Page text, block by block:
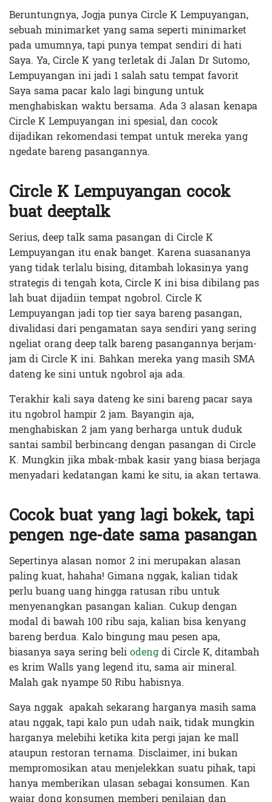
Beruntungnya, Jogja punya Circle K Lempuyangan,
sebuah minimarket yang sama seperti minimarket
pada umumnya, tapi punya tempat sendiri di hati
Saya. Ya, Circle K yang terletak di Jalan Dr Sutomo,
Lempuyangan ini jadi 1 salah satu tempat favorit
Saya sama pacar kalo lagi bingung untuk
menghabiskan waktu bersama. Ada 3 alasan kenapa
Circle K Lempuyangan ini spesial, dan cocok
dijadikan rekomendasi tempat untuk mereka yang
ngedate bareng pasangannya.
Circle K Lempuyangan cocok
buat deeptalk
Serius, deep talk sama pasangan di Circle K
Lempuyangan itu enak banget. Karena suasananya
yang tidak terlalu bising, ditambah lokasinya yang
strategis di tengah kota, Circle K ini bisa dibilang pas
lah buat dijadiin tempat ngobrol. Circle K
Lempuyangan jadi top tier saya bareng pasangan,
divalidasi dari pengamatan saya sendiri yang sering
ngeliat orang deep talk bareng pasangannya berjam-
jam di Circle K ini. Bahkan mereka yang masih SMA
dateng ke sini untuk ngobrol aja ada.
Terakhir kali saya dateng ke sini bareng pacar saya
itu ngobrol hampir 2 jam. Bayangin aja,
menghabiskan 2 jam yang berharga untuk duduk
santai sambil berbincang dengan pasangan di Circle
K. Mungkin jika mbak-mbak kasir yang biasa berjaga
menyadari kedatangan kami ke situ, ia akan tertawa.
Cocok buat yang lagi bokek, tapi
pengen nge-date sama pasangan
Sepertinya alasan nomor 2 ini merupakan alasan
paling kuat, hahaha! Gimana nggak, kalian tidak
perlu buang uang hingga ratusan ribu untuk
menyenangkan pasangan kalian. Cukup dengan
modal di bawah 100 ribu saja, kalian bisa kenyang
bareng berdua. Kalo bingung mau pesen apa,
biasanya saya sering beliodengdi Circle K, ditambah
es krim Walls yang legend itu, sama air mineral.
Malah gak nyampe 50 Ribu habisnya.
Saya nggak apakah sekarang harganya masih sama
atau nggak, tapi kalo pun udah naik, tidak mungkin
harganya melebihi ketika kita pergi jajan ke mall
ataupun restoran ternama. Disclaimer, ini bukan
mempromosikan atau menjelekkan suatu pihak, tapi
hanya memberikan ulasan sebagai konsumen. Kan
wajar dong konsumen memberi penilaian dan